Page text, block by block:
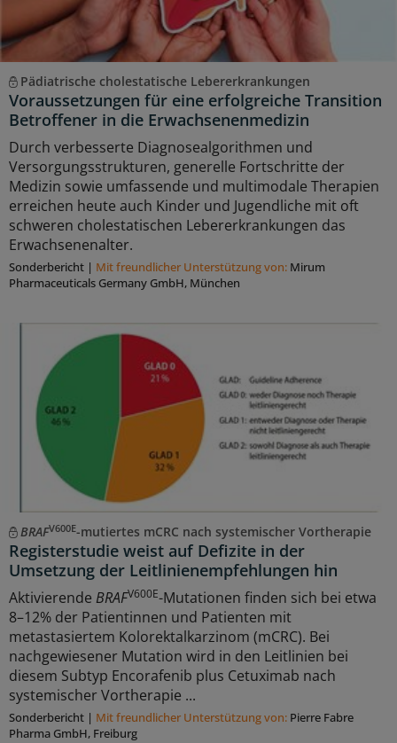
Pädiatrische cholestatische Lebererkrankungen
Voraussetzungen für eine erfolgreiche Transition
Betroffener in die Erwachsenenmedizin
Durch verbesserte Diagnosealgorithmen und
Versorgungsstrukturen, generelle Fortschritte der
Medizin sowie umfassende und multimodale Therapien
erreichen heute auch Kinder und Jugendliche mit oft
schweren cholestatischen Lebererkrankungen das
Erwachsenenalter.
Sonderbericht | Mit freundlicher Unterstützung von: Mirum
Pharmaceuticals Germany GmbH, München
BRAFV600E-mutiertes mCRC nach systemischer Vortherapie
Registerstudie weist auf Defizite in der
Umsetzung der Leitlinienempfehlungen hin
Aktivierende BRAFV600E-Mutationen finden sich bei etwa
8–12% der Patientinnen und Patienten mit
metastasiertem Kolorektalkarzinom (mCRC). Bei
nachgewiesener Mutation wird in den Leitlinien bei
diesem Subtyp Encorafenib plus Cetuximab nach
systemischer Vortherapie ...
Sonderbericht | Mit freundlicher Unterstützung von: Pierre Fabre
Pharma GmbH, Freiburg